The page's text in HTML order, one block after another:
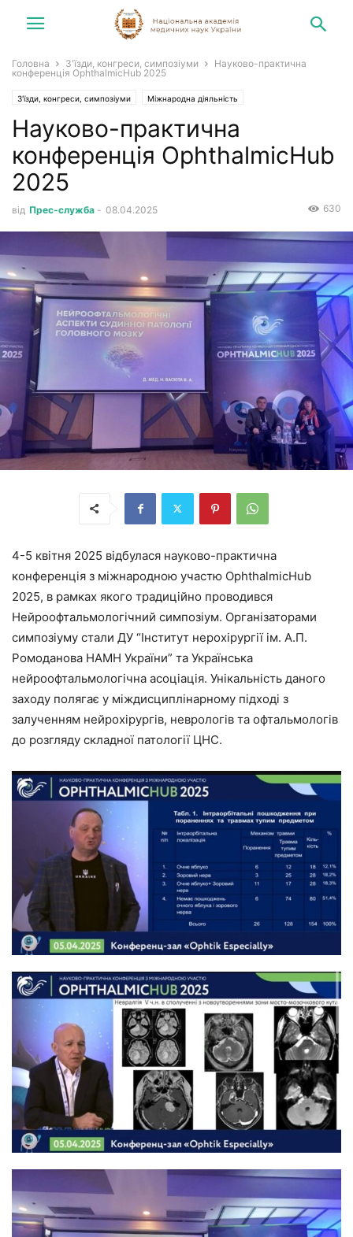
Головна З'їзди, конгреси, симпозіуми
Науково-практична
конференція OphthalmicHub 2025
З'їзди, конгреси, симпозіуми Міжнародна діяльність
Конгреси, симпозіуми, зустрічі
Науково-практична
конференція OphthalmicHub
2025
від Прес-служба - 08.04.2025 630
4-5 квітня 2025 відбулася науково-практична
конференція з міжнародною участю OphthalmicHub
2025, в рамках якого традиційно проводився
Нейроофтальмологічний симпозіум. Організаторами
симпозіуму стали ДУ “Інститут нерохірургії ім. А.П.
Ромоданова НАМН України” та Українська
нейроофтальмологічна асоціація. Унікальність даного
заходу полягає у міждисциплінарному підході з
залученням нейрохірургів, неврологів та офтальмологів
до розгляду складної патології ЦНС.